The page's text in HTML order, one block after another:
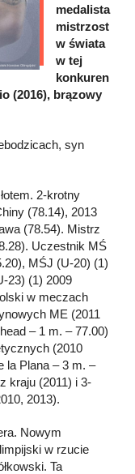
medalista
mistrzost
w świata
w tej
konkuren
(2016), brązowy
syn
2-krotny
(78.14), 2013
(78.54). Mistrz
Uczestnik MŚ
MŚJ (U-20) (1)
23) (1) 2009
w meczach
ME (2011
– 1 m. – 77.00)
(2010
la Plana – 3 m. –
kraju (2011) i 3-
2013).
Nowym
w rzucie
Ta